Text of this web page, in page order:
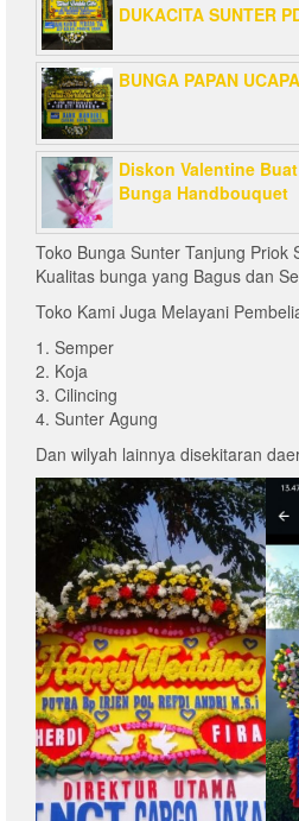
DUKACITA SUNTER
BUNGA PAPAN
Diskon Valentine
Bunga Handbouquet
Toko Bunga Sunter Tanjung Priok
Kualitas bunga yang Bagus dan
Toko Kami Juga Melayani
1. Semper
2. Koja
3. Cilincing
4. Sunter Agung
Dan wilyah lainnya disekitaran